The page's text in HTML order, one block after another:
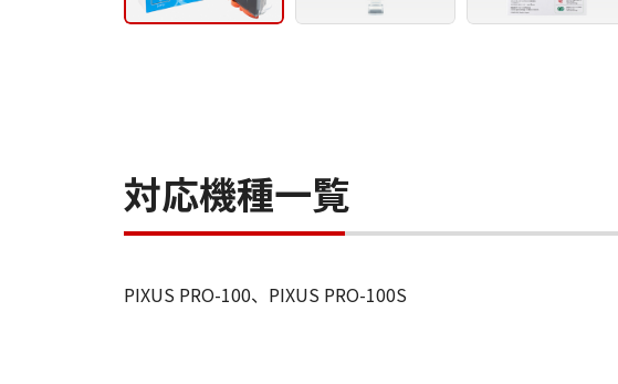
対応機種一覧
PIXUS PRO-100、PIXUS PRO-100S